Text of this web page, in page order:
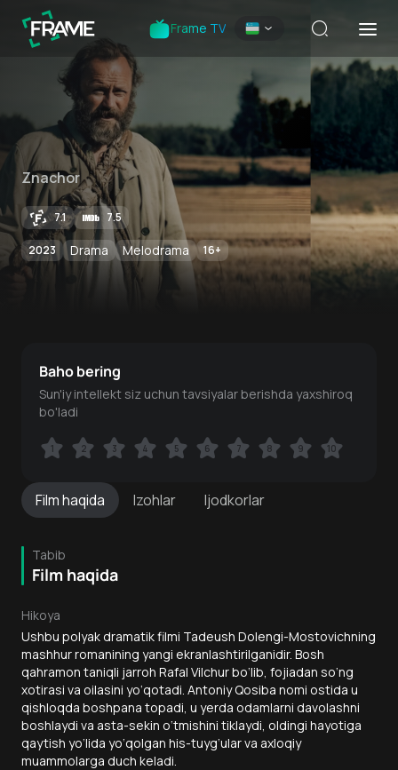
Frame TV
Znachor
7.1 7.5
2023 Drama Melodrama 16+
Filmhaqida Izohlar Ijodkorlar
Tabib
Film haqida
Hikoya
Ushbu polyak dramatik filmi Tadeush Dolengi-Mostovichning
mashhur romanining yangi ekranlashtirilganidir. Bosh
qahramon taniqli jarroh Rafal Vilchur bo‘lib, fojiadan so‘ng
xotirasi va oilasini yo‘qotadi. Antoniy Qosiba nomi ostida u
qishloqda boshpana topadi, u yerda odamlarni davolashni
boshlaydi va asta-sekin o‘tmishini tiklaydi, oldingi hayotiga
qaytish yo‘lida yo‘qolgan his-tuyg‘ular va axloqiy
muammolarga duch keladi.
Baho bering
Sun'iy intellekt siz uchun tavsiyalar berishda yaxshiroq
bo'ladi
1 2 3 4 5 6 7 8 9 10
1 2 3 4 5 6 7 8 9 10